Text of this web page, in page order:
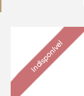
Indisponível